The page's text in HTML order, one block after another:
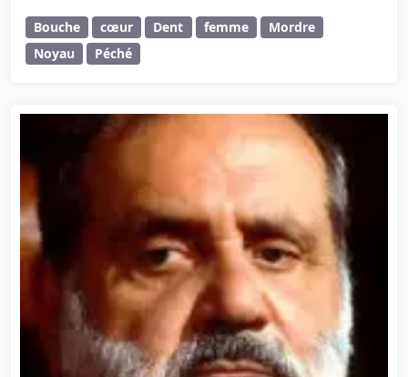
Bouche cœur Dent femme
Mordre
Noyau
Péché